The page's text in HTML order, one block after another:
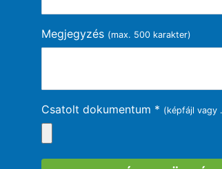
Megjegyzés (max. 500 karakter)
Csatolt dokumentum * (képfájl vagy